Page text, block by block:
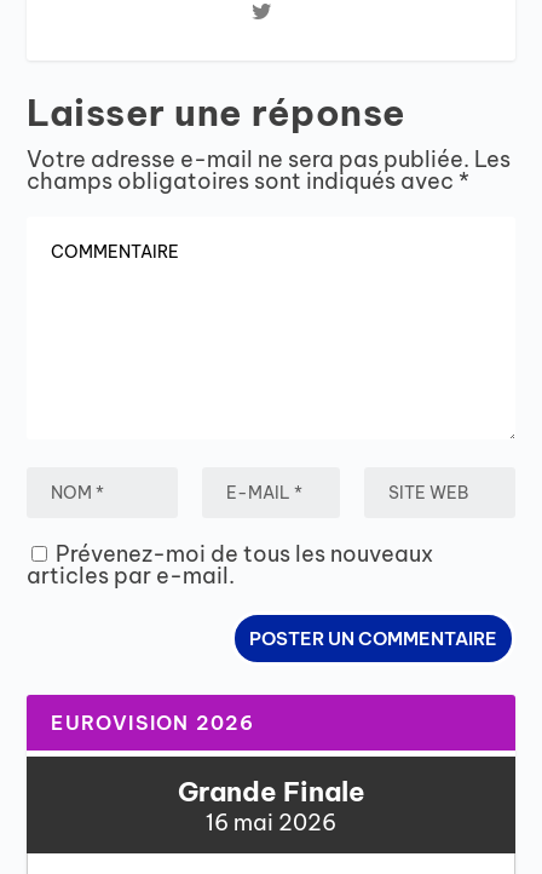
Laisser une réponse
Votre adresse e-mail ne sera pas publiée. Les
champs obligatoires sont indiqués avec *
Prévenez-moi de tous les nouveaux
articles par e-mail.
EUROVISION 2026
Grande Finale
16 mai 2026